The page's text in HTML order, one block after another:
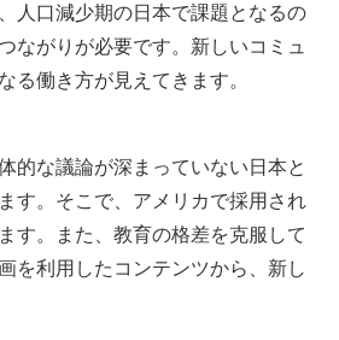
人口減少期の日本で課題となるの
ながりが必要です。新しいコミュ
働き方が見えてきます。
的な議論が深まっていない日本と
す。そこで、アメリカで採用され
す。また、教育の格差を克服して
を利用したコンテンツから、新し